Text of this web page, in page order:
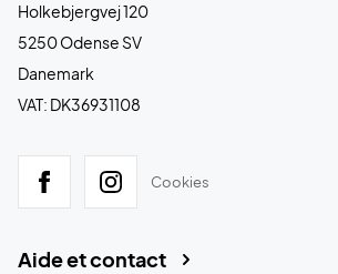
Holkebjergvej 120
5250 Odense SV
Danemark
VAT: DK36931108
Cookies
Aide et contact